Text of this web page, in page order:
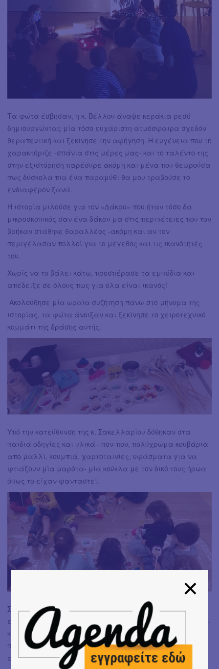
Τα φώτα έσβησαν, η κ. Βέλλου άναψε κεράκια ρεσό
δημιουργώντας μία τόσο ευχάριστη ατμόσφαιρα σχεδόν
θεραπευτική και ξεκίνησε την αφήγηση. Η ευγένεια που τη
χαρακτήριζε -σπάνια στις μέρες μας- και το ταλέντο της
στην εξιστόρηση παρέσυρε ακόμη και μένα που θεωρούσα
πως δύσκολα πια ένα παραμύθι θα μου τραβούσε το
ενδιαφέρον ξανά.
Η ιστορία μιλούσε για τον «Δάκρυ» που ήταν τόσο δα
μικροσκοπικός σαν ένα δάκρυ μα στις περιπέτειες που τον
βρήκαν στάθηκε θαραλλέος -ακόμη και αν τον
περιγέλασαν πολλοί για το μέγεθος και τις ικανότητές
του.
Χωρίς να το βάλει κάτω, προσπέρασε τα εμπόδια και
απέδειξε σε όλους πως για όλα είναι ικανός!
Ακολούθησε μία ωραία συζήτηση πάνω στο μήνυμα της
ιστορίας, τα φώτα άνοιξαν και ξεκίνησε το χειροτεχνικό
κομμάτι της δράσης αυτής.
Υπό την κατεύθυνση της κ. Σακελλαρίου δόθηκαν στα
παιδιά οδηγίες και υλικά –πον-πον, πολύχρωμα κουβάρια
απο μαλλί, κουμπιά, χαρτοταινίες, υφάσματα για να
φτιάξουν μία μαρότα- μία κούκλα με τον δικό τους ήρωα
όπως το είχαν φανταστεί.
Συμπέρασμα: Σε αυτήν τη δραστηριότητα το παιδί θα
εκπαιδευτεί, θα διασκεδάσει -ακούγοντας ένα παραμύθι-
και θα πειραματιστεί με υλικά, φτιάχνοντας κάτι
πρωτότυπο και διαφορετικό. Οι εισηγήτριες του είναι
άψογα καταρτισμένες και ένιωσα πως υπήρχε έρευνα